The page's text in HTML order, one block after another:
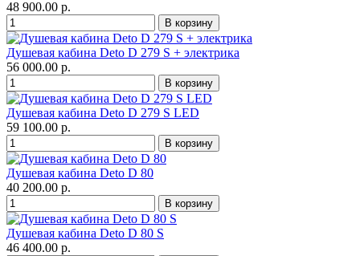
48 900.00 р.
Душевая кабина Deto D 279 S + электрика
56 000.00 р.
Душевая кабина Deto D 279 S LED
59 100.00 р.
Душевая кабина Deto D 80
40 200.00 р.
Душевая кабина Deto D 80 S
46 400.00 р.